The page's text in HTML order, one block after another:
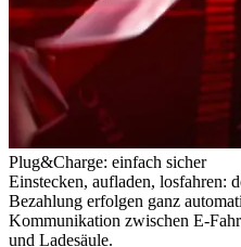
Plug&Charge: einfach sicher
Einstecken, aufladen, losfahren:
Bezahlung erfolgen ganz
Kommunikation zwischen E-
und Ladesäule.